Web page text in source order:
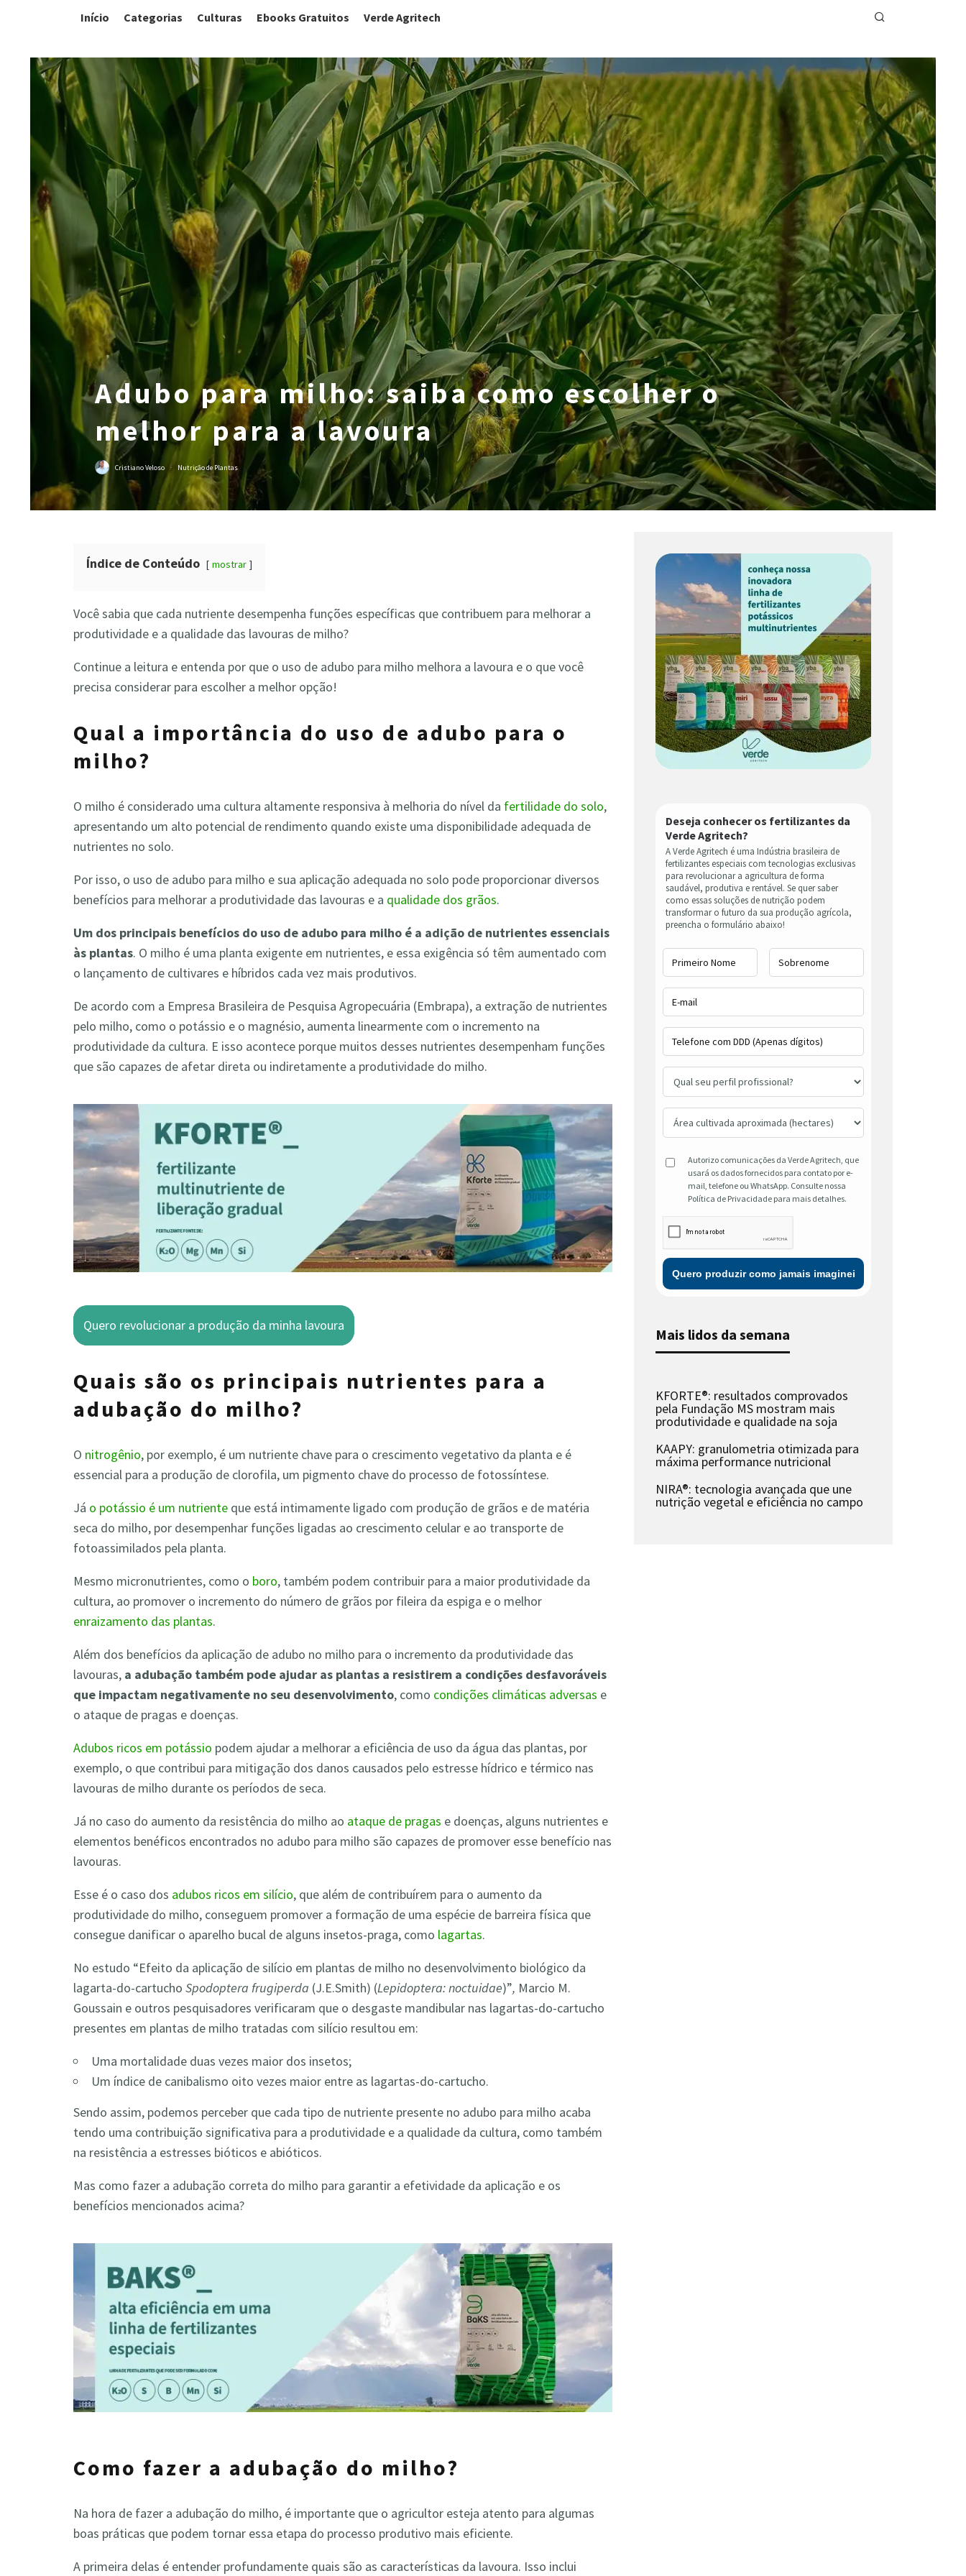
Início Categorias Culturas Ebooks Gratuitos Verde Agritech
Adubo para milho: saiba como escolher o
melhor para a lavoura
Cristiano Veloso · Nutrição de Plantas
Índice de Conteúdo mostrar
Você sabia que cada nutriente desempenha funções específicas que contribuem para melhorar a
produtividade e a qualidade das lavouras de milho?
Continue a leitura e entenda por que o uso de adubo para milho melhora a lavoura e o que você
precisa considerar para escolher a melhor opção!
Qual a importância do uso de adubo para o
milho?
O milho é considerado uma cultura altamente responsiva à melhoria do nível da fertilidade do solo,
apresentando um alto potencial de rendimento quando existe uma disponibilidade adequada de
nutrientes no solo.
Por isso, o uso de adubo para milho e sua aplicação adequada no solo pode proporcionar diversos
benefícios para melhorar a produtividade das lavouras e a qualidade dos grãos.
Um dos principais benefícios do uso de adubo para milho é a adição de nutrientes essenciais
às plantas. O milho é uma planta exigente em nutrientes, e essa exigência só têm aumentado com
o lançamento de cultivares e híbridos cada vez mais produtivos.
De acordo com a Empresa Brasileira de Pesquisa Agropecuária (Embrapa), a extração de nutrientes
pelo milho, como o potássio e o magnésio, aumenta linearmente com o incremento na
produtividade da cultura. E isso acontece porque muitos desses nutrientes desempenham funções
que são capazes de afetar direta ou indiretamente a produtividade do milho.
Quero revolucionar a produção da minha lavoura
Quais são os principais nutrientes para a
adubação do milho?
O nitrogênio, por exemplo, é um nutriente chave para o crescimento vegetativo da planta e é
essencial para a produção de clorofila, um pigmento chave do processo de fotossíntese.
Já o potássio é um nutriente que está intimamente ligado com produção de grãos e de matéria
seca do milho, por desempenhar funções ligadas ao crescimento celular e ao transporte de
fotoassimilados pela planta.
Mesmo micronutrientes, como o boro, também podem contribuir para a maior produtividade da
cultura, ao promover o incremento do número de grãos por fileira da espiga e o melhor
enraizamento das plantas.
Além dos benefícios da aplicação de adubo no milho para o incremento da produtividade das
lavouras, a adubação também pode ajudar as plantas a resistirem a condições desfavoráveis
que impactam negativamente no seu desenvolvimento, como condições climáticas adversas e
o ataque de pragas e doenças.
Adubos ricos em potássio podem ajudar a melhorar a eficiência de uso da água das plantas, por
exemplo, o que contribui para mitigação dos danos causados pelo estresse hídrico e térmico nas
lavouras de milho durante os períodos de seca.
Já no caso do aumento da resistência do milho ao ataque de pragas e doenças, alguns nutrientes e
elementos benéficos encontrados no adubo para milho são capazes de promover esse benefício nas
lavouras.
Esse é o caso dos adubos ricos em silício, que além de contribuírem para o aumento da
produtividade do milho, conseguem promover a formação de uma espécie de barreira física que
consegue danificar o aparelho bucal de alguns insetos-praga, como lagartas.
No estudo “Efeito da aplicação de silício em plantas de milho no desenvolvimento biológico da
lagarta-do-cartucho Spodoptera frugiperda (J.E.Smith) (Lepidoptera: noctuidae)”, Marcio M.
Goussain e outros pesquisadores verificaram que o desgaste mandibular nas lagartas-do-cartucho
presentes em plantas de milho tratadas com silício resultou em:
Uma mortalidade duas vezes maior dos insetos;
Um índice de canibalismo oito vezes maior entre as lagartas-do-cartucho.
Sendo assim, podemos perceber que cada tipo de nutriente presente no adubo para milho acaba
tendo uma contribuição significativa para a produtividade e a qualidade da cultura, como também
na resistência a estresses bióticos e abióticos.
Mas como fazer a adubação correta do milho para garantir a efetividade da aplicação e os
benefícios mencionados acima?
Como fazer a adubação do milho?
Na hora de fazer a adubação do milho, é importante que o agricultor esteja atento para algumas
boas práticas que podem tornar essa etapa do processo produtivo mais eficiente.
A primeira delas é entender profundamente quais são as características da lavoura. Isso inclui
Deseja conhecer os fertilizantes da
Verde Agritech?
A Verde Agritech é uma Indústria brasileira de
fertilizantes especiais com tecnologias exclusivas
para revolucionar a agricultura de forma
saudável, produtiva e rentável. Se quer saber
como essas soluções de nutrição podem
transformar o futuro da sua produção agrícola,
preencha o formulário abaixo!
Autorizo comunicações da Verde Agritech, que
usará os dados fornecidos para contato por e-
mail, telefone ou WhatsApp. Consulte nossa
Política de Privacidade para mais detalhes.
Mais lidos da semana
KFORTE®: resultados comprovados
pela Fundação MS mostram mais
produtividade e qualidade na soja
KAAPY: granulometria otimizada para
máxima performance nutricional
NIRA®: tecnologia avançada que une
nutrição vegetal e eficiência no campo